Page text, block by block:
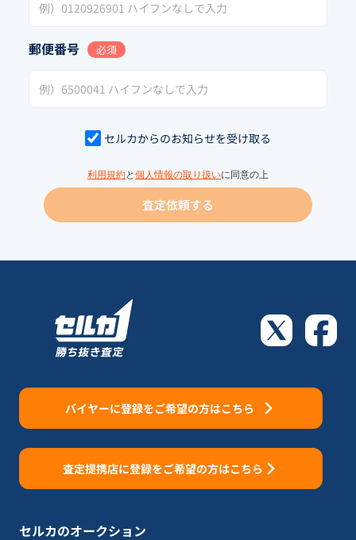
郵便番号 必須
セルカからのお知らせを受け取る
利用規約と 個人情報の取り扱いに同意の上
査定依頼する
バイヤーに登録をご希望の方はこちら
査定提携店に登録をご希望の方はこちら
セルカのオークション